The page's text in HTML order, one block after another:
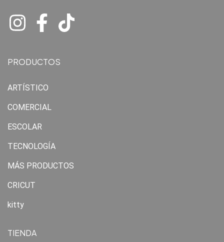
PRODUCTOS
ARTÍSTICO
COMERCIAL
ESCOLAR
TECNOLOGÍA
MÁS PRODUCTOS
CRICUT
kitty
TIENDA